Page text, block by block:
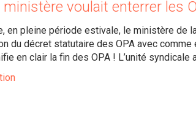
voulait enterrer les
en pleine période estivale, le ministère
du décret statutaire des OPA avec
en clair la fin des OPA ! L’unité